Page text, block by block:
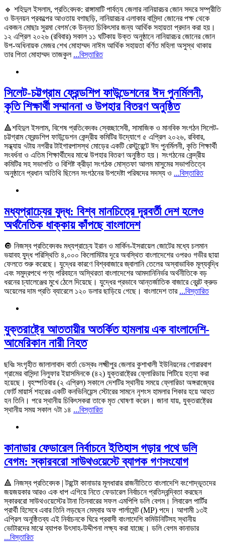
🔹 শহিদুল ইসলাম, প্রতি‌বেদক: রাঙ্গামাটি পার্বত্য জেলার নানিয়ারচর জোন সদরে সম্প্রীতি
ও উন্নয়ন প্রকল্পের আওতায় বগাছড়ি, নানিয়ারচর এলাকার বাসিন্দা জোনের পক্ষ থেকে
একজন মোছাঃ সুরমা বেগম'কে উন্নত চিকিৎসার জন্য আর্থিক সহায়তা প্রদান করা হয়।
‎১২ এপ্রিল ২০২৬ (রবিবার) সকাল ১১ ঘটিকায় উক্ত অনুষ্ঠানে নানিয়ারচর জোনের জোন
উপ-অধিনায়ক মেজর শেখ মোহাম্মদ নাঈম আর্থিক সহায়তা বর্ণিত মহিলা অসুস্থ থাকায়
তার পিতা মোহাম্মদ তাজকুল ...বিস্তারিত
সিলেট-চট্টগ্রাম ফ্রেন্ডশিপ ফাউন্ডেশনের ঈদ পুনর্মিলনী,
কৃতি শিক্ষার্থী সম্মাননা ও উপহার বিতরণ অনুষ্ঠিত
🔺শহিদুল ইসলাম, বিশেষ প্রতি‌বেদকঃ স্বেচ্ছাসেবী, সামাজিক ও মানবিক সংগঠন সিলেট-
চট্টগ্রাম ফ্রেন্ডশিপ ফাউন্ডেশন কেন্দ্রীয় কমিটির উদ্যোগে ৫ এপ্রিল ২০২৬, রবিবার,
সন্ধ্যায় ৭টায় নগরীর টাইগারপাসস্থ মোড়ের একটি রেস্টুরেন্টে ঈদ পুনর্মিলনী, কৃতি শিক্ষার্থী
সংবর্ধনা ও এতিম শিক্ষার্থীদের মাঝে উপহার বিতরণ অনুষ্ঠিত হয়। ‎সংগঠনের কেন্দ্রীয়
কমিটির সহ সভাপতি ও বিশিষ্ট ক্রীড়া সংগঠক মোস্তফা আলম মাসুমের সভাপতিত্বে
অনুষ্ঠানে প্রধান অতিথি ছিলেন সংগঠনের উপদেষ্টা পরিষদের সদস্য ও ...বিস্তারিত
মধ্যপ্রাচ্যের যুদ্ধ: বিশ্ব মানচিত্রে দূরবর্তী দেশ হলেও
অর্থনৈতিক ধাক্কায় কাঁপছে বাংলাদেশ
🔘 নিজস্ব প্রতিবেদকঃ মধ্যপ্রাচ্যে ইরান ও মার্কিন-ইসরায়েল জোটের মধ্যে চলমান
ভয়াবহ যুদ্ধ পরিস্থিতি ৪,০০০ কিলোমিটার দূরে অবস্থিত বাংলাদেশের ওপরও গভীর ছায়া
ফেলতে শুরু করেছে। যুদ্ধের কারণে বিশ্ববাজারে জ্বালানি তেলের অস্বাভাবিক মূল্যবৃদ্ধি
এবং সমুদ্রপথে পণ্য পরিবহনে অস্থিরতা বাংলাদেশের আমদানিনির্ভর অর্থনীতিকে বড়
ধরনের চ্যালেঞ্জের মুখে ঠেলে দিয়েছে। যুদ্ধের প্রভাবে আন্তর্জাতিক বাজারে ব্রেন্ট ক্রুড
অয়েলের দাম প্রতি ব্যারেলে ১২০ ডলার ছাড়িয়ে গেছে। বাংলাদেশ তার ...বিস্তারিত
যুক্তরাষ্ট্রে আততায়ীর অতর্কিত হামলায় এক বাংলাদেশি-
আমেরিকান নারী নিহত
ছবিঃ সংগৃহীত জালালাবাদ বার্তা ডেস্কঃ লক্ষ্মীপুর জেলার কুশাখালী ইউনিয়নের গোরারবাগ
গ্রামের বাসিন্দা নিলুফার ইয়াসমিনকে (৪২) যুক্তরাষ্ট্রের ফ্লোরিডায় পিটিয়ে হত্যা করা
হয়েছে। বৃহস্পতিবার (২ এপ্রিল) সকালে দেশটির স্থানীয় সময়ে ফ্লোরিডা অঙ্গরাজ্যের
ফোর্ট মায়ার্স শহরের একটি কনভিনিয়েন্স স্টোরের সামনে নৃশংস হামলার শিকার হয়ে আহত
হন তিনি। পরে স্থানীয় চিকিৎসকরা তাকে মৃত ঘোষণা করেন। জানা যায়, যুক্তরাষ্ট্রের
স্থানীয় সময় সকাল ৭টা ১৪ ...বিস্তারিত
কানাডার ফেডারেল নির্বাচনে ইতিহাস গড়ার পথে ডলি
বেগম: স্কারবরো সাউথওয়েস্টে ব্যাপক গণসংযোগ
🔺 নিজস্ব প্রতিবেদক | টরন্টো কানাডার মূলধারার রাজনীতিতে বাংলাদেশি বংশোদ্ভূতদের
জয়জয়কার আরও এক ধাপ এগিয়ে নিতে ফেডারেল নির্বাচনে প্রতিদ্বন্দ্বিতা করছেন
স্কারবরো সাউথওয়েস্টের টানা তিনবারের সফল এমপিপি ডলি বেগম। লিবারেল পার্টির
প্রার্থী হিসেবে এবার তিনি লড়ছেন মেম্বার অফ পার্লামেন্ট (MP) পদে। আগামী ১৩ই
এপ্রিল অনুষ্ঠিতব্য এই নির্বাচনকে ঘিরে প্রবাসী বাংলাদেশি কমিউনিটিসহ স্থানীয়
ভোটারদের মাঝে ব্যাপক উৎসাহ-উদ্দীপনা লক্ষ্য করা যাচ্ছে। ডলি বেগম কানাডার
...বিস্তারিত